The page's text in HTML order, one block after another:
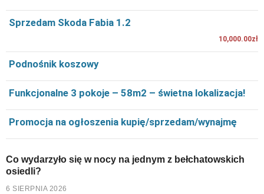
Sprzedam Skoda Fabia 1.2
10,000.00zł
Podnośnik koszowy
Funkcjonalne 3 pokoje – 58m2 – świetna lokalizacja!
Promocja na ogłoszenia kupię/sprzedam/wynajmę
Co wydarzyło się w nocy na jednym z bełchatowskich
osiedli?
6 SIERPNIA 2026